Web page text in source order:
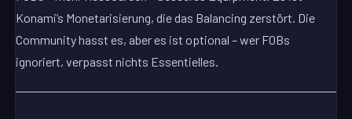
Konami’s Monetarisierung, die das Balancing zerstört. Die
Community hasst es, aber es ist optional – wer FOBs
ignoriert, verpasst nichts Essentielles.